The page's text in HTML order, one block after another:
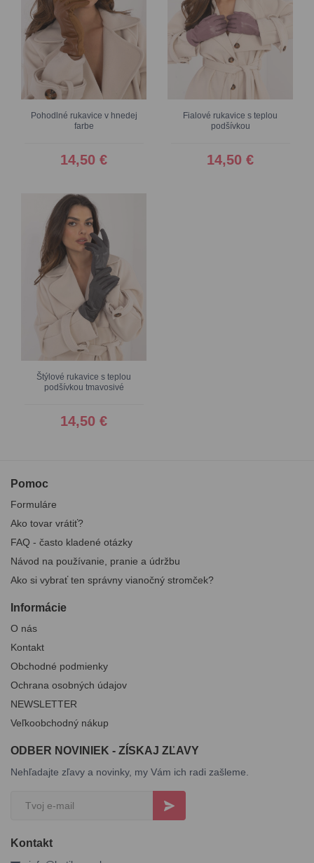
Pohodlné rukavice v hnedej
farbe
14,50 €
Fialové rukavice s teplou
podšívkou
14,50 €
Štýlové rukavice s teplou
podšívkou tmavosivé
14,50 €
Pomoc
Formuláre
Ako tovar vrátiť?
FAQ - často kladené otázky
Návod na používanie, pranie a údržbu
Ako si vybrať ten správny vianočný stromček?
Informácie
O nás
Kontakt
Obchodné podmienky
Ochrana osobných údajov
NEWSLETTER
Veľkoobchodný nákup
ODBER NOVINIEK - ZÍSKAJ ZĽAVY
Nehľadajte zľavy a novinky, my Vám ich radi zašleme.
Kontakt